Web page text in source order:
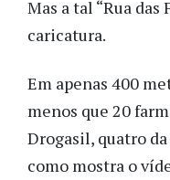
Mas a tal “Rua das
caricatura.
Em apenas 400
menos que 20
Drogasil, quatro da
como mostra o